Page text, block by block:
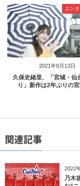
2021年8月13日
エン
久保史緒里、「宮城・仙
り」新作は2年ぶりの
関連記事
2022
乃木